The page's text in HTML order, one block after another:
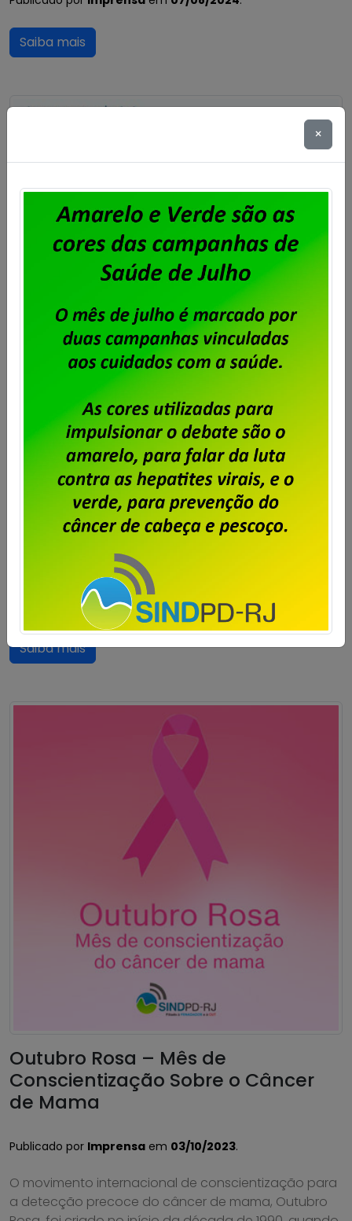
Saiba mais
24 de janeiro, dia do(a)
aposentado(a)!
Publicado porImprensa em23/01/2024.
A diretoria do Sindpd-RJ apresenta seu respeito e
admiração pelos aposentados e aposentadas, que
tanto contribuíram para o crescimento e a evolução
Saiba mais
Outubro Rosa – Mês de
Conscientização Sobre o Câncer
de Mama
Publicado por Imprensa em 03/10/2023.
O movimento internacional de conscientização para
a detecção precoce do câncer de mama, Outubro
×